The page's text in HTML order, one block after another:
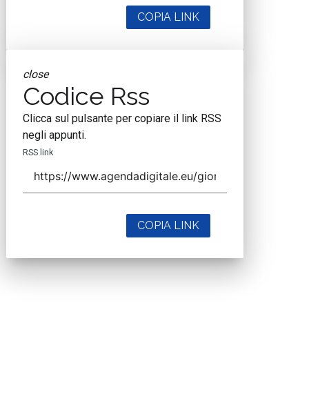
COPIA LINK
close
Codice Rss
Clicca sul pulsante per copiare il link RSS
negli appunti.
RSS link
COPIA LINK